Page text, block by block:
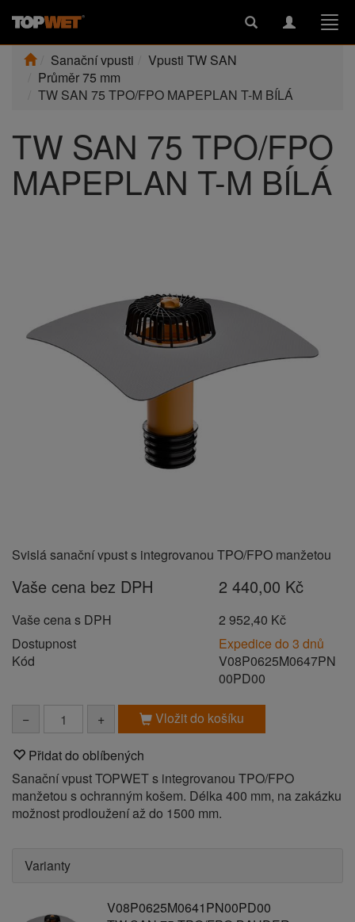
Toggle
Toggle
Sanační vpusti
Vpusti TW SAN
Průměr 75 mm
TW SAN 75 TPO/FPO MAPEPLAN T-M BÍLÁ
TW SAN 75 TPO/FPO
MAPEPLAN T-M BÍLÁ
Svislá sanační vpust s integrovanou TPO/FPO manžetou
Vaše cena bez DPH 2 440,00 Kč
Vaše cena s DPH
2 952,40 Kč
Dostupnost
Expedice do 3 dnů
Kód
V08P0625M0647PN
00PD00
− + Vložit do košíku
Přidat do oblíbených
Sanační vpust TOPWET s integrovanou TPO/FPO
manžetou s ochranným košem. Délka 400 mm, na zakázku
možnost prodloužení až do 1500 mm.
Varianty
V08P0625M0641PN00PD00